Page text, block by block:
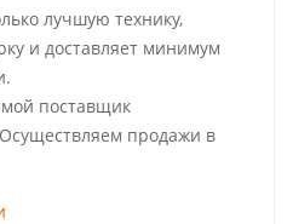
лучшую технику,
и доставляет минимум
поставщик
продажи в